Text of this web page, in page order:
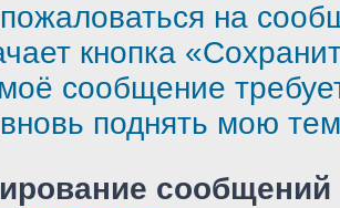
на
кнопка
сообщение
поднять мою